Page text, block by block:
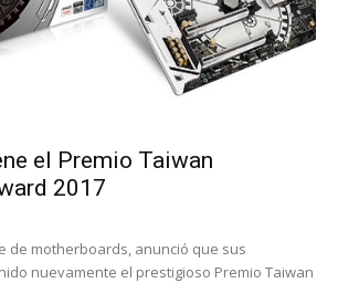
el Premio Taiwan
2017
de motherboards, anunció que sus
nuevamente el prestigioso Premio Taiwan